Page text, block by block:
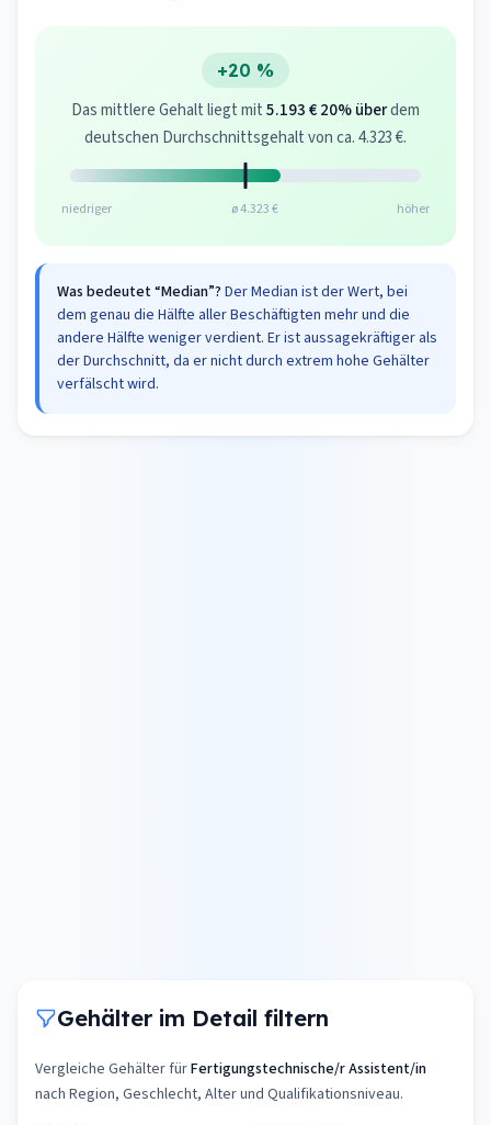
+20 %
Das mittlere Gehalt liegt mit5.193 €20% überdem
deutschen Durchschnittsgehalt von ca. 4.323 €.
niedriger ø 4.323 € höher
Was bedeutet “Median”? Der Median ist der Wert, bei
dem genau die Hälfte aller Beschäftigten mehr und die
andere Hälfte weniger verdient. Er ist aussagekräftiger als
der Durchschnitt, da er nicht durch extrem hohe Gehälter
verfälscht wird.
Gehälter im Detail filtern
Vergleiche Gehälter fürFertigungstechnische/r Assistent/in
nach Region, Geschlecht, Alter und Qualifikationsniveau.